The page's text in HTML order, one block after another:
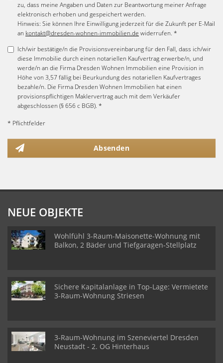
zu, dass meine Angaben und Daten zur Beantwortung meiner Anfrage
elektronisch erhoben und gespeichert werden.
Hinweis: Sie können Ihre Einwilligung jederzeit für die Zukunft per E-Mail
an kontakt@dresden-wohnen-immobilien.de widerrufen. *
Ich/wir bestätige/n die Provisionsvereinbarung für den Fall, dass ich/wir
diese Immobilie durch einen notariellen Kaufvertrag erwerbe/n, und
werde/n an die Firma Dresden Wohnen Immobilien eine Provision in
Höhe von 3,57 fällig bei Beurkundung des notariellen Kaufvertrages
bezahle/n. Die Firma Dresden Wohnen Immobilien hat einen
provisionspflichtigen Maklervertrag auch mit dem Verkäufer
abgeschlossen (§ 656 c BGB). *
* Pflichtfelder
Absenden
NEUE OBJEKTE
Wohlfühl 3-Raum-Maisonette-Wohnung mit
Balkon, 2 Bäder und Tiefgaragen-Stellplatz
Sichere Kapitalanlage in Top-Lage: Vermietete
3-Raum-Wohnung Striesen
3-Raum-Wohnung im Szeneviertel Dresden
Neustadt - 2. OG Hinterhaus